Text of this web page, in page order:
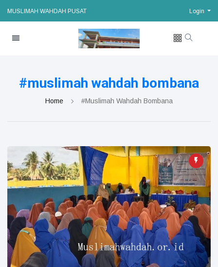
MUSLIMAH WAHDAH PUSAT Login
#muslimah wahdah bombana
Home #muslimah Wahdah Bombana